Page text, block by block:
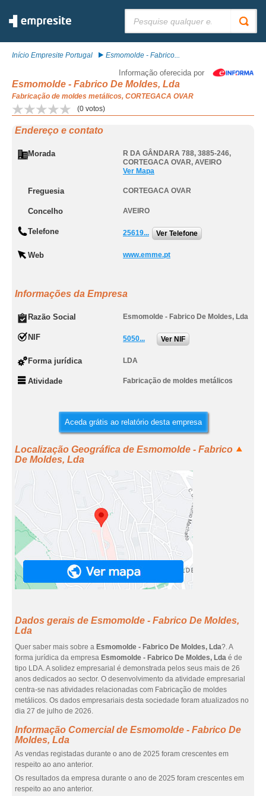
Início Empresite Portugal Esmomolde - Fabrico...
Informação oferecida por
Esmomolde - Fabrico De Moldes, Lda
Fabricação de moldes metálicos, CORTEGACA OVAR
(0 votos)
Endereço e contato
Morada R DA GÂNDARA 788, 3885-246,
CORTEGACA OVAR, AVEIRO
Ver Mapa
Freguesia CORTEGACA OVAR
Concelho AVEIRO
Telefone 25619... Ver Telefone
Web www.emme.pt
Informações da Empresa
Razão Social Esmomolde - Fabrico De Moldes, Lda
NIF 5050... Ver NIF
Forma jurídica LDA
Atividade Fabricação de moldes metálicos
Aceda grátis ao relatório desta empresa
Localização Geográfica de Esmomolde - Fabrico
De Moldes, Lda
Dados gerais de Esmomolde - Fabrico De Moldes,
Lda
Quer saber mais sobre a Esmomolde - Fabrico De Moldes, Lda?. A
forma jurídica da empresa Esmomolde - Fabrico De Moldes, Lda é de
tipo LDA. A solidez empresarial é demonstrada pelos seus mais de 26
anos dedicados ao sector. O desenvolvimento da atividade empresarial
centra-se nas atividades relacionadas com Fabricação de moldes
metálicos. Os dados empresariais desta sociedade foram atualizados no
dia 27 de julho de 2026.
Informação Comercial de Esmomolde - Fabrico De
Moldes, Lda
As vendas registadas durante o ano de 2025 foram crescentes em
respeito ao ano anterior.
Os resultados da empresa durante o ano de 2025 foram crescentes em
respeito ao ano anterior.